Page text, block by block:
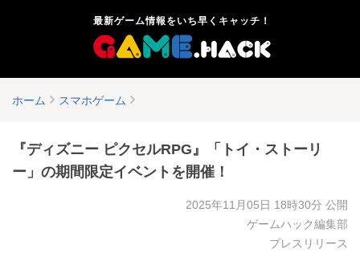
最新ゲーム情報をいち早くキャッチ！
ホーム スマホゲーム
『ディズニー ピクセルRPG』「トイ・ストーリ
ー」の期間限定イベントを開催！
2025年11月05日 18時30分 公開
ゲームハック編集部
プレスリリース